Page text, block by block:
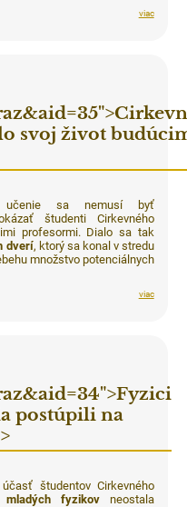
viac
svoj život
sa nemusí byť
študenti Cirkevného
profesormi. Dialo sa tak
dverí, ktorý sa konal v stredu
množstvo potenciálnych
viac
postúpili na
účasť študentov Cirkevného
mladých fyzikovneostala